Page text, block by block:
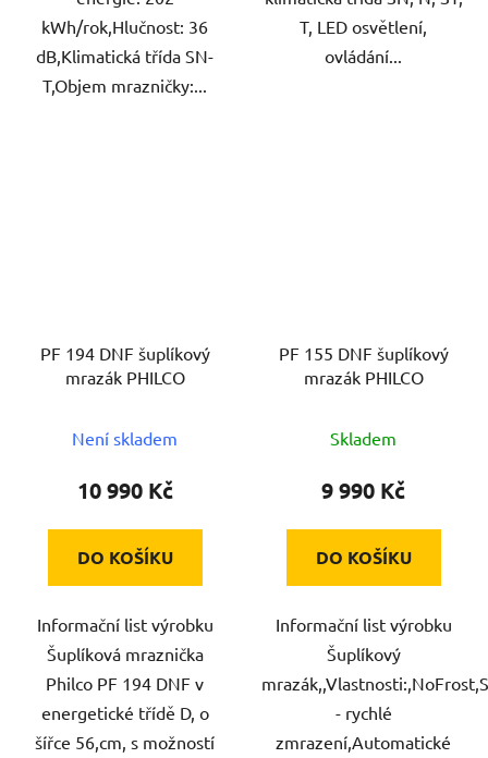
kWh/rok,Hlučnost: 36
dB,Klimatická třída SN-
T,Objem mrazničky:...
T, LED osvětlení,
ovládání...
PF 194 DNF šuplíkový
mrazák PHILCO
Není skladem
10 990 Kč
DO KOŠÍKU
Informační list výrobku
Šuplíková mraznička
Philco PF 194 DNF v
energetické třídě D, o
šířce 56,cm, s možností
PF 155 DNF šuplíkový
mrazák PHILCO
Skladem
9 990 Kč
DO KOŠÍKU
Informační list výrobku
Šuplíkový
- rychlé
zmrazení,Automatické